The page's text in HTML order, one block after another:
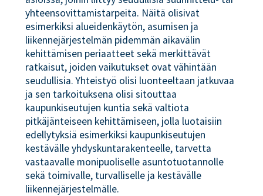
yhteensovittamistarpeita. Näitä olisivat
esimerkiksi alueidenkäytön, asumisen ja
liikennejärjestelmän pidemmän aikavälin
kehittämisen periaatteet sekä merkittävät
ratkaisut, joiden vaikutukset ovat vähintään
seudullisia. Yhteistyö olisi luonteeltaan jatkuvaa
ja sen tarkoituksena olisi sitouttaa
kaupunkiseutujen kuntia sekä valtiota
pitkäjänteiseen kehittämiseen, jolla luotaisiin
edellytyksiä esimerkiksi kaupunkiseutujen
kestävälle yhdyskuntarakenteelle, tarvetta
vastaavalle monipuoliselle asuntotuotannolle
sekä toimivalle, turvalliselle ja kestävälle
liikennejärjestelmälle.